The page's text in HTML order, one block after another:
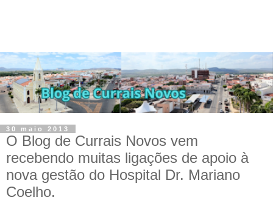
30 maio 2013
O Blog de Currais Novos vem
recebendo muitas ligações de apoio à
nova gestão do Hospital Dr. Mariano
Coelho.